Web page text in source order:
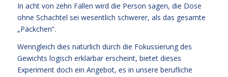
In acht von zehn Fällen wird die Person sagen, die Dose
ohne Schachtel sei wesentlich schwerer, als das gesamte
„Päckchen“.
Wenngleich dies natürlich durch die Fokussierung des
Gewichts logisch erklärbar erscheint, bietet dieses
Experiment doch ein Angebot, es in unsere berufliche